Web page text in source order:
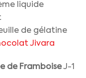
liquide
de gélatine
Jivara
de FramboiseJ-1